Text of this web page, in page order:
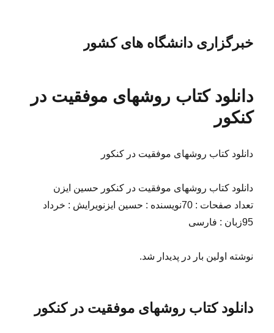
خبرگزاری دانشگاه های کشور
دانلود کتاب روشهای موفقیت در
کنکور
دانلود کتاب روشهای موفقیت در کنکور
دانلود کتاب روشهای موفقیت در کنکور حسین ایزن
تعداد صفحات : 70نویسنده : حسین ایزنویرایش : خرداد
95زبان : فارسی
نوشته اولین بار در پدیدار شد.
دانلود کتاب روشهای موفقیت در کنکور